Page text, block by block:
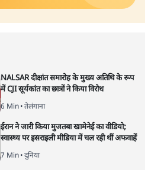
NALSAR दीक्षांत समारोह के मुख्य अतिथि के रूप
में CJI सूर्यकांत का छात्रों ने किया विरोध
6 Min• तेलंगाना
ईरान ने जारी किया मुजतबा खामेनेई का वीडियो;
स्वास्थ्य पर इसराइली मीडिया में चल रही थीं अफवाहें
7 Min• दुनिया